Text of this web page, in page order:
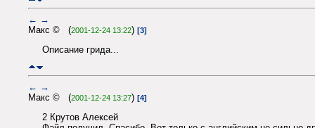
← →
Макс © (2001-12-24 13:22) [3]
Описание грида...
← →
Макс © (2001-12-24 13:27) [4]
2 Крутов Алексей